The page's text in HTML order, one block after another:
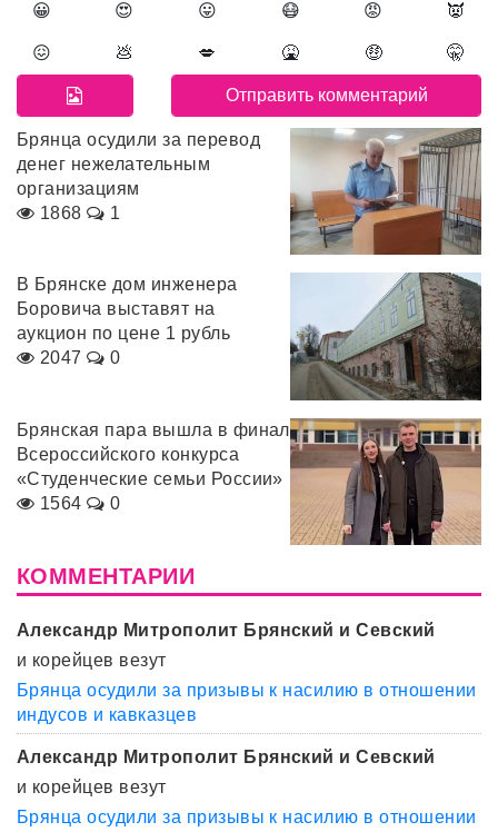
😀 😍 😛 😷 😡 👿
😖 💩 💋 🤮 🤑 🤫
Брянца осудили за перевод
денег нежелательным
организациям
1868
1
В Брянске дом инженера
Боровича выставят на
аукцион по цене 1 рубль
2047
0
Брянская пара вышла в финал
Всероссийского конкурса
«Студенческие семьи России»
1564
0
КОММЕНТАРИИ
Александр Митрополит Брянский и Севский
и корейцев везут
Брянца осудили за призывы к насилию в отношении
индусов и кавказцев
Александр Митрополит Брянский и Севский
и корейцев везут
Брянца осудили за призывы к насилию в отношении